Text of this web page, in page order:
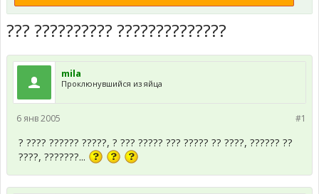
??? ?????????? ??????????????
mila
Проклюнувшийся из яйца
#1
6 янв 2005
? ???? ?????? ?????, ? ??? ????? ??? ????? ?? ????, ?????? ??
????, ???????...